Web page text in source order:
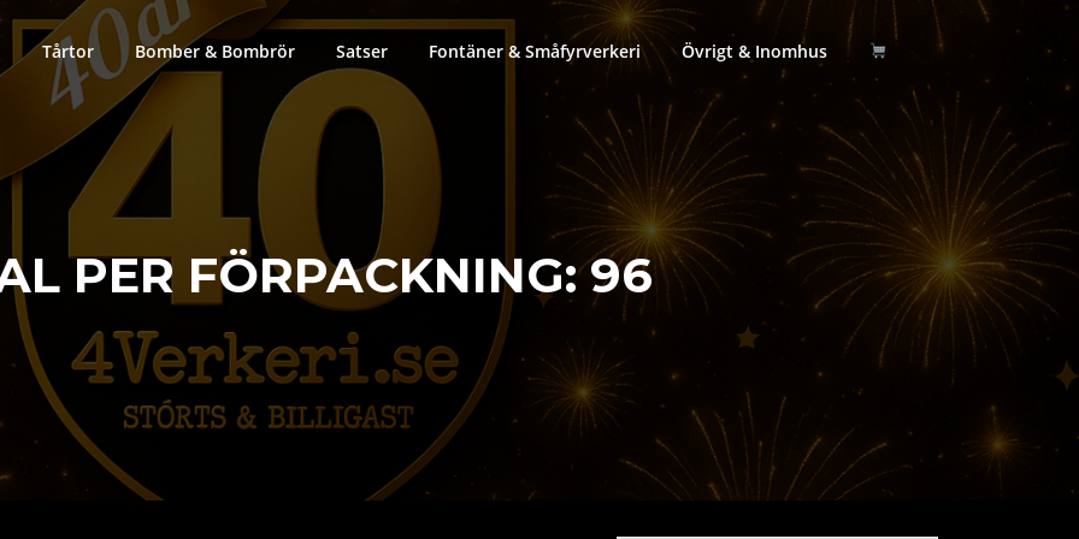
Tårtor Bomber & Bombrör Satser Fontäner & Småfyrverkeri Övrigt & Inomhus
PER FÖRPACKNING:96